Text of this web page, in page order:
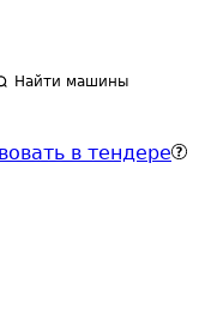
Найти машины
в тендере